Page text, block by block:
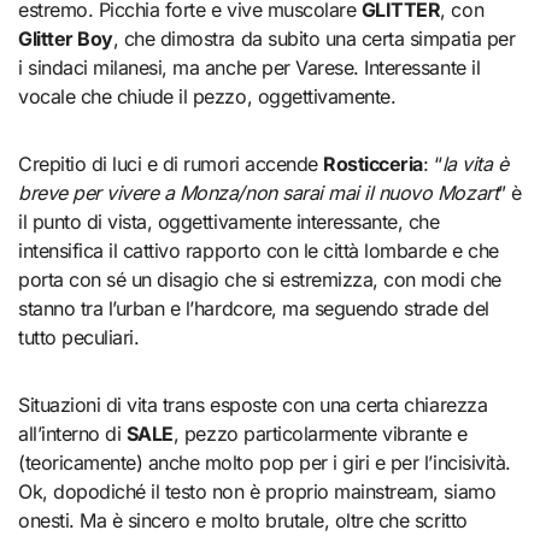
estremo. Picchia forte e vive muscolare GLITTER, con
Glitter Boy, che dimostra da subito una certa simpatia per
i sindaci milanesi, ma anche per Varese. Interessante il
vocale che chiude il pezzo, oggettivamente.
Crepitio di luci e di rumori accende Rosticceria: “la vita è
breve per vivere a Monza/non sarai mai il nuovo Mozart” è
il punto di vista, oggettivamente interessante, che
intensifica il cattivo rapporto con le città lombarde e che
porta con sé un disagio che si estremizza, con modi che
stanno tra l’urban e l’hardcore, ma seguendo strade del
tutto peculiari.
Situazioni di vita trans esposte con una certa chiarezza
all’interno di SALE, pezzo particolarmente vibrante e
(teoricamente) anche molto pop per i giri e per l’incisività.
Ok, dopodiché il testo non è proprio mainstream, siamo
onesti. Ma è sincero e molto brutale, oltre che scritto